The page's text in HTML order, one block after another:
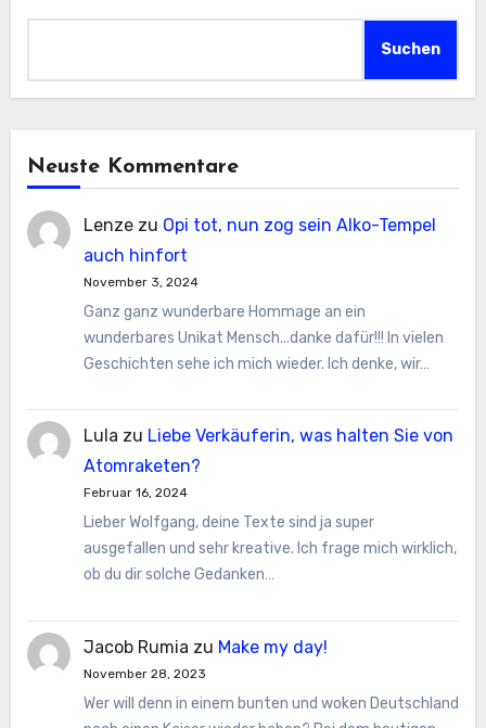
Suchen
Neuste Kommentare
Lenzezu Opi tot, nun zog sein Alko-Tempel
auch hinfort
November 3, 2024
Ganz ganz wunderbare Hommage an ein
wunderbares Unikat Mensch...danke dafür!!! In vielen
Geschichten sehe ich mich wieder. Ich denke, wir…
Lula zu Liebe Verkäuferin, was halten Sie von
Atomraketen?
Februar 16, 2024
Lieber Wolfgang, deine Texte sind ja super
ausgefallen und sehr kreative. Ich frage mich wirklich,
ob du dir solche Gedanken…
Jacob Rumia zu Make my day!
November 28, 2023
Wer will denn in einem bunten und woken Deutschland